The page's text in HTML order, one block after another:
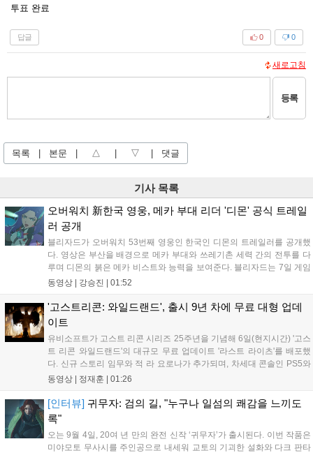
투표 완료
답글 0
0
새로고침
등록
목록 본문 △ ▽ 댓글
기사 목록
오버워치 新한국 영웅, 메카 부대 리더 '디몬' 공식 트레일
러 공개
블리자드가 오버워치 53번째 영웅인 한국인 디몬의 트레일러를 공개했
다. 영상은 부산을 배경으로 메카 부대와 쓰레기촌 세력 간의 전투를 다
루며 디몬의 붉은 메카 비스트와 능력을 보여준다. 블리자드는 7일 게임
플레이 영상 공개를 시작으로 10일 시즌4 트레일러를 선보이며, 11일 시
론의 대립이 본격화될 전망이다....
동영상 | 강승진 | 01:52
'고스트리콘: 와일드랜드', 출시 9년 차에 무료 대형 업데
이트
유비소프트가 고스트 리콘 시리즈 25주년을 기념해 6일(현지시간) '고스
트 리콘 와일드랜드'의 대규모 무료 업데이트 '라스트 라이츠'를 배포했
다. 신규 스토리 임무와 적 라 요로나가 추가되며, 차세대 콘솔인 PS5와
Xbox Series X|S에서 4K 60FPS를 지원한다. 또한 편의성 개선과 함께
리를 제공한다....
동영상 | 정재훈 | 01:26
[인터뷰] 귀무자: 검의 길, "누구나 일섬의 쾌감을 느끼도
록"
오는 9월 4일, 20여 년 만의 완전 신작 ‘귀무자’가 출시된다. 이번 작품은
미야모토 무사시를 주인공으로 내세워 교토의 기괴한 설화와 다크 판타